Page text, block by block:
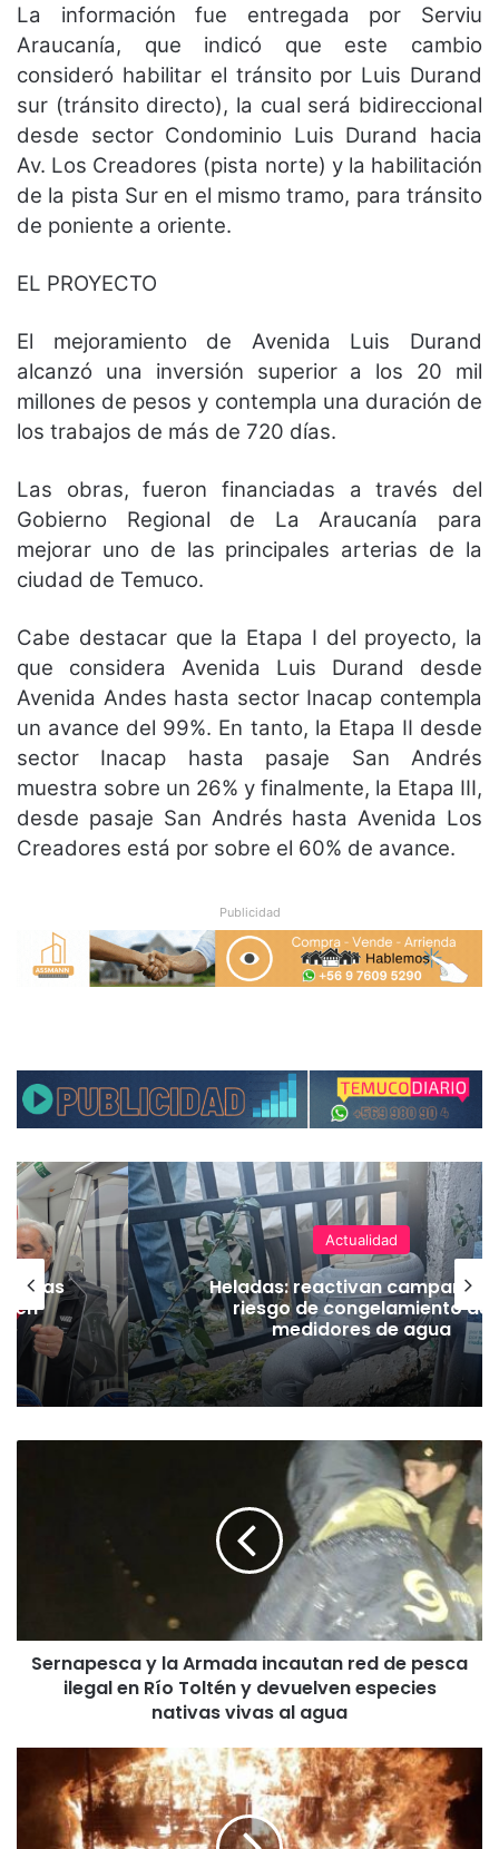
La información fue entregada por Serviu
Araucanía, que indicó que este cambio
consideró habilitar el tránsito por Luis Durand
sur (tránsito directo), la cual será bidireccional
desde sector Condominio Luis Durand hacia
Av. Los Creadores (pista norte) y la habilitación
de la pista Sur en el mismo tramo, para tránsito
de poniente a oriente.
EL PROYECTO
El mejoramiento de Avenida Luis Durand
alcanzó una inversión superior a los 20 mil
millones de pesos y contempla una duración de
los trabajos de más de 720 días.
Las obras, fueron financiadas a través del
Gobierno Regional de La Araucanía para
mejorar uno de las principales arterias de la
ciudad de Temuco.
Cabe destacar que la Etapa I del proyecto, la
que considera Avenida Luis Durand desde
Avenida Andes hasta sector Inacap contempla
un avance del 99%. En tanto, la Etapa II desde
sector Inacap hasta pasaje San Andrés
muestra sobre un 26% y finalmente, la Etapa III,
desde pasaje San Andrés hasta Avenida Los
Creadores está por sobre el 60% de avance.
Publicidad
vías
Actualidad
Heladas: reactivan campaña
riesgo de congelamiento de
medidores de agua
c
Sernapesca y la Armada incautan red de pesca
ilegal en Río Toltén y devuelven especies
nativas vivas al agua